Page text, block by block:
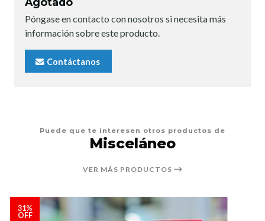
Póngase en contacto con nosotros si necesita más
información sobre este producto.
Contáctanos
Puede que te interesen otros productos de
Misceláneo
VER MÁS PRODUCTOS
31%
OFF